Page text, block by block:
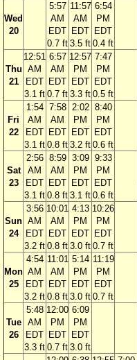
Wed
20
5:57
AM
EDT
0.7 ft
11:57
AM
EDT
3.5 ft
6:54
PM
EDT
0.4 ft
Thu
21
12:51
AM
EDT
3.1 ft
6:57
AM
EDT
0.7 ft
12:57
PM
EDT
3.3 ft
7:47
PM
EDT
0.5 ft
Fri
22
1:54
AM
EDT
3.1 ft
7:58
AM
EDT
0.8 ft
2:02
PM
EDT
3.2 ft
8:40
PM
EDT
0.6 ft
Sat
23
2:56
AM
EDT
3.1 ft
8:59
AM
EDT
0.8 ft
3:09
PM
EDT
3.1 ft
9:33
PM
EDT
0.6 ft
Sun
24
3:56
AM
EDT
3.2 ft
10:01
AM
EDT
0.8 ft
4:13
PM
EDT
3.0 ft
10:26
PM
EDT
0.7 ft
Mon
25
4:54
AM
EDT
3.2 ft
11:01
AM
EDT
0.8 ft
5:14
PM
EDT
3.0 ft
11:19
PM
EDT
0.7 ft
Tue
26
5:48
AM
EDT
3.3 ft
12:00
PM
EDT
0.7 ft
6:09
PM
EDT
3.0 ft